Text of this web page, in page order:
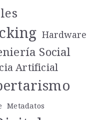
Hardware
Social
Artificial
Metadatos